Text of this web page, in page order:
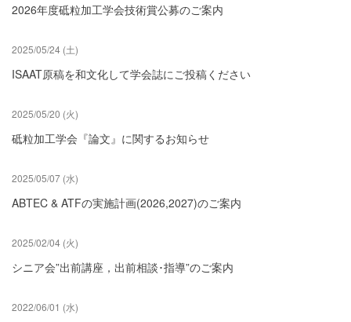
2026年度砥粒加工学会技術賞公募のご案内
2025/05/24 (土)
ISAAT原稿を和文化して学会誌にご投稿ください
2025/05/20 (火)
砥粒加工学会『論文』に関するお知らせ
2025/05/07 (水)
ABTEC & ATFの実施計画(2026,2027)のご案内
2025/02/04 (火)
シニア会”出前講座，出前相談･指導”のご案内
2022/06/01 (水)